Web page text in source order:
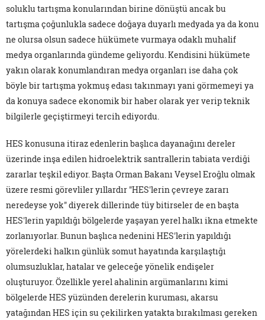
soluklu tartışma konularından birine dönüştü ancak bu
tartışma çoğunlukla sadece doğaya duyarlı medyada ya da konu
ne olursa olsun sadece hükümete vurmaya odaklı muhalif
medya organlarında gündeme geliyordu. Kendisini hükümete
yakın olarak konumlandıran medya organları ise daha çok
böyle bir tartışma yokmuş edası takınmayı yani görmemeyi ya
da konuya sadece ekonomik bir haber olarak yer verip teknik
bilgilerle geçiştirmeyi tercih ediyordu.
HES konusuna itiraz edenlerin başlıca dayanağını dereler
üzerinde inşa edilen hidroelektrik santrallerin tabiata verdiği
zararlar teşkil ediyor. Başta Orman Bakanı Veysel Eroğlu olmak
üzere resmi görevliler yıllardır "HES'lerin çevreye zararı
neredeyse yok" diyerek dillerinde tüy bitirseler de en başta
HES'lerin yapıldığı bölgelerde yaşayan yerel halkı ikna etmekte
zorlanıyorlar. Bunun başlıca nedenini HES'lerin yapıldığı
yörelerdeki halkın günlük somut hayatında karşılaştığı
olumsuzluklar, hatalar ve geleceğe yönelik endişeler
oluşturuyor. Özellikle yerel ahalinin argümanlarını kimi
bölgelerde HES yüzünden derelerin kuruması, akarsu
yatağından HES için su çekilirken yatakta bırakılması gereken